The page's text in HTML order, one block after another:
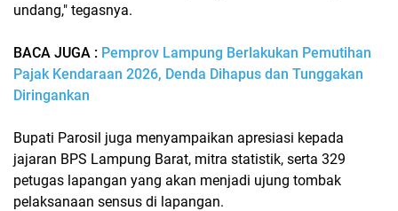
undang," tegasnya.
BACA JUGA : Pemprov Lampung Berlakukan Pemutihan
Pajak Kendaraan 2026, Denda Dihapus dan Tunggakan
Diringankan
Bupati Parosil juga menyampaikan apresiasi kepada
jajaran BPS Lampung Barat, mitra statistik, serta 329
petugas lapangan yang akan menjadi ujung tombak
pelaksanaan sensus di lapangan.